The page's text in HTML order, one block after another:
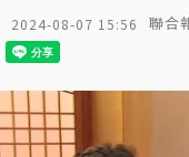
2024-08-07 15:56 聯合